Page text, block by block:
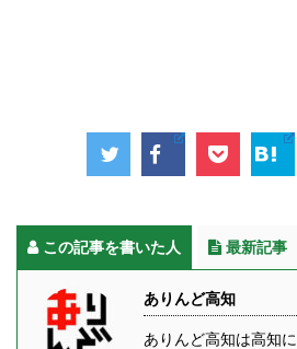
この記事を書いた人 最新記事
ありんど高知
ありんど高知は高知